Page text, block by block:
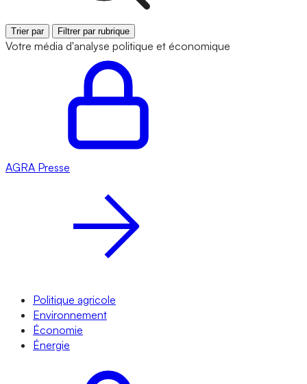
Trier par Filtrer par rubrique
Votre média d'analyse politique et économique
AGRA Presse
Politique agricole
Environnement
Économie
Énergie